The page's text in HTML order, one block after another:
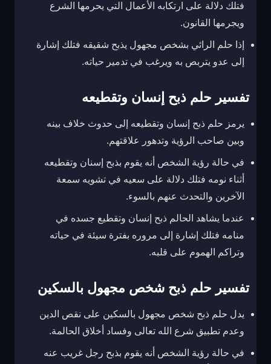
فتلك دلالة على ارتكابه الأعمال التي يحرمها الشرع
ويجرمها القانون.
إذا حلم الرائي بشخص مجهول يذبح شقيقه فتلك إشارة
إلى عدو يتربص به ويرغب في تدمير حياته.
تفسير حلم ذبح إنسان وتقطيعه
يرمز حلم ذبح إنسان وتقطيعه إلى حدوث خلاف بينه
وبين صاحب الرؤية وتدهور علاقتهم.
في حالة رؤية الشخص أنه يقوم بذبح إسنان وتقطيعه
أثناء نومه فتلك دلالة على سعيه في تشويه سمعة
الآخرين والتحدث عنهم بالسوء.
عندما يشاهد الحالم ذبح إنسان وتقطيع جسده في
منامه فتلك إشارة إلى مروره بفترة سيئة في حياته
وتراكم الهموم على قلبه.
تفسير حلم ذبح شخص مجهول بالسكين
يدل حلم ذبح شخص مجهول بالسكين على نقص الدين
وعدم تطبيق شرع الله تعالى وفساد أخلاق الحالمة.
في حالة رؤية الشخص أنه يقوم بذبح رجل غريب عنه